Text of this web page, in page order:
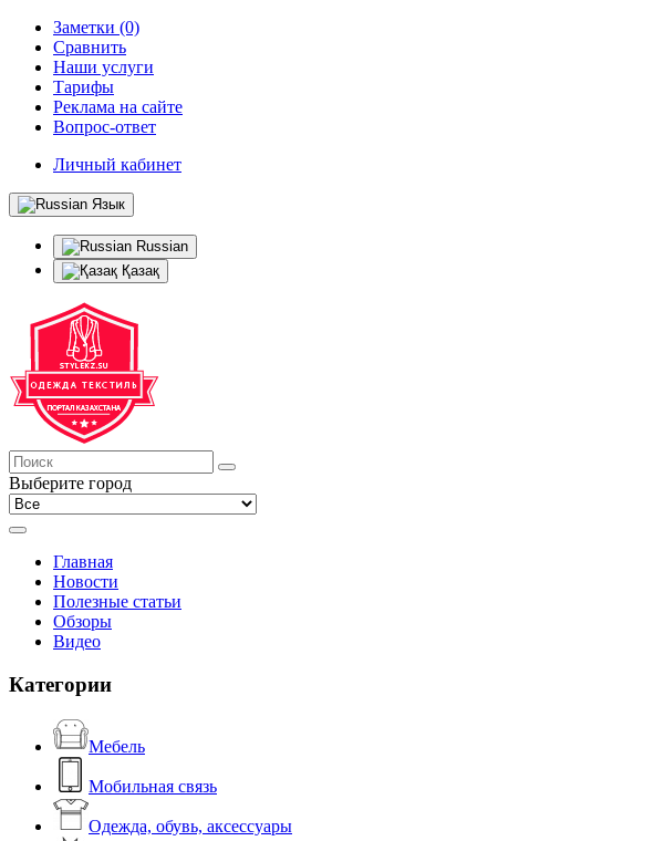
Заметки (0)
Сравнить
Наши услуги
Тарифы
Реклама на сайте
Вопрос-ответ
Личный кабинет
Язык
Russian
Қазақ
Выберите город
Главная
Новости
Полезные статьи
Обзоры
Видео
Категории
Мебель
Мобильная связь
Одежда, обувь, аксессуары